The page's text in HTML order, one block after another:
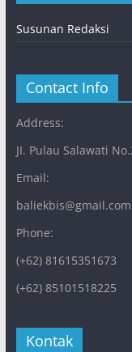
Susunan Redaksi
Contact Info
Address:
JI. Pulau Salawati
Email:
baliekbis@gmail.com
Phone:
(+62) 81615351673
(+62) 85101518225
Kontak